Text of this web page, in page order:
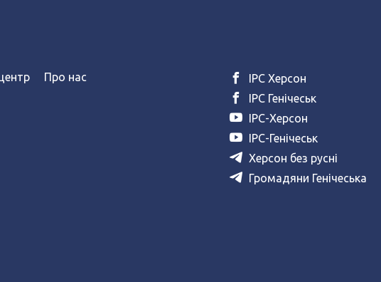
Про нас
ІРС Херсон
ІРС Генічеськ
ІРС-Херсон
ІРС-Генічеськ
Херсон без русні
Громадяни Генічеська